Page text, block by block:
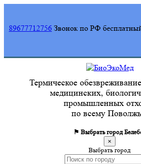
⚑ Выбрать город
×
Выбрать город
Термическое
медицинских,
промышленных
по всему
89677712756 Звонок по РФ